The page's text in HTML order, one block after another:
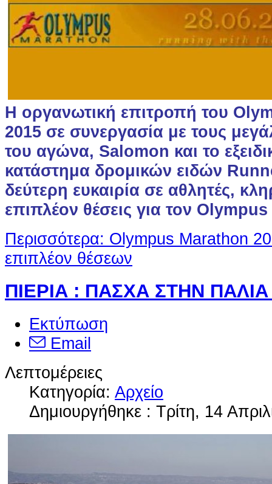
Η οργανωτική επιτροπή του
2015 σε συνεργασία με τους
του αγώνα, Salomon και το
κατάστημα δρομικών ειδών
δεύτερη ευκαιρία σε αθλητές,
επιπλέον θέσεις για τον
Περισσότερα: Olympus Marathon
επιπλέον θέσεων
ΠΙΕΡΙΑ : ΠΑΣΧΑ ΣΤΗΝ
Εκτύπωση
Email
Λεπτομέρειες
Κατηγορία: Αρχείο
Δημιουργήθηκε : Τρίτη, 14